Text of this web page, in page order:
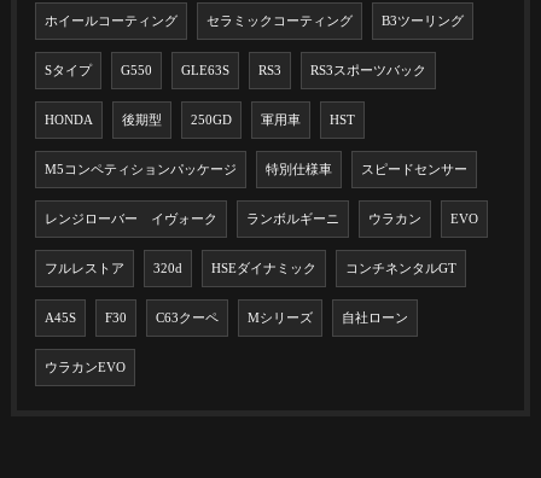
ホイールコーティング セラミックコーティング B3ツーリング
Sタイプ G550 GLE63S RS3 RS3スポーツバック
HONDA 後期型 250GD 軍用車 HST
M5コンペティションパッケージ 特別仕様車 スピードセンサー
レンジローバー イヴォーク ランボルギーニ ウラカン EVO
フルレストア 320d HSEダイナミック コンチネンタルGT
A45S F30 C63クーペ Mシリーズ 自社ローン
ウラカンEVO